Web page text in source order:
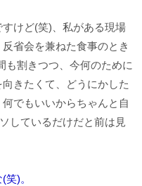
すけど(笑)、私がある現場
省会を兼ねた食事のとき
割きつつ、今何のために
きたくて、どうにかした
でもいいからちゃんと自
しているだけだと前は見
)。